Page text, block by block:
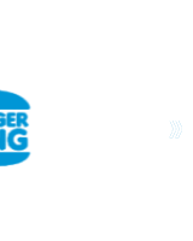
next